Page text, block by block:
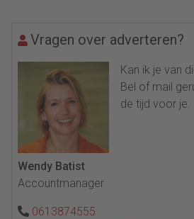
Vragen over adverteren?
Kan ik je van
Bel of mail
de tijd voor je.
Wendy Batist
Accountmanager
0613874555